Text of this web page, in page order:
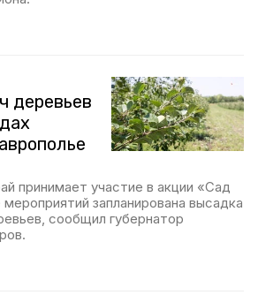
деревьев
принимает участие в акции «Сад
запланирована высадка
сообщил губернатор